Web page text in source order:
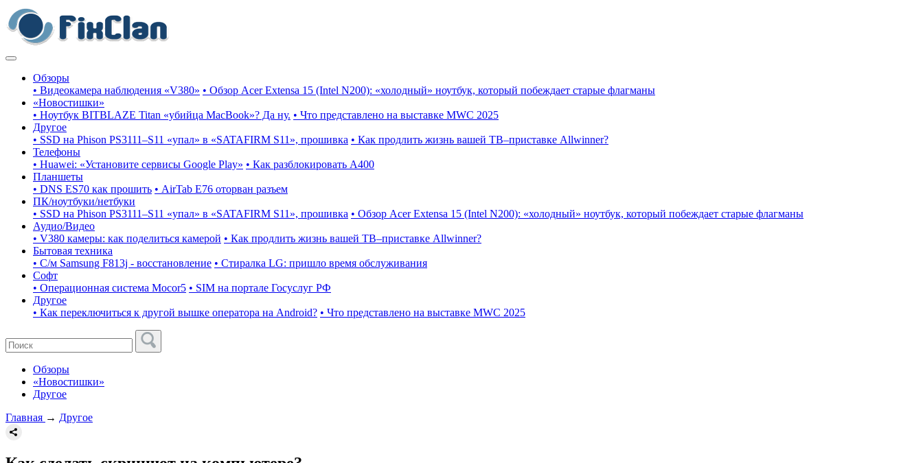
Обзоры
• Видеокамера наблюдения «V380» • Обзор Acer Extensa 15 (Intel N200): «холодный» ноутбук, который побеждает старые флагманы
«Новостишки»
• Ноутбук BITBLAZE Titan «убийца MacBook»? Да ну. • Что представлено на выставке MWC 2025
Другое
• SSD на Phison PS3111–S11 «упал» в «SATAFIRM S11», прошивка • Как продлить жизнь вашей ТВ–приставке Allwinner?
Телефоны
• Huawei: «Установите сервисы Google Play» • Как разблокировать A400
Планшеты
• DNS ES70 как прошить • AirTab E76 оторван разъем
ПК/ноутбуки/нетбуки
• SSD на Phison PS3111–S11 «упал» в «SATAFIRM S11», прошивка • Обзор Acer Extensa 15 (Intel N200): «холодный» ноутбук, который побеждает старые флагманы
Аудио/Видео
• V380 камеры: как поделиться камерой • Как продлить жизнь вашей ТВ–приставке Allwinner?
Бытовая техника
• С/м Samsung F813j - восстановление • Стиралка LG: пришло время обслуживания
Софт
• Операционная система Mocor5 • SIM на портале Госуслуг РФ
Другое
• Как переключиться к другой вышке оператора на Android? • Что представлено на выставке MWC 2025
Обзоры
«Новостишки»
Другое
Главная → Другое